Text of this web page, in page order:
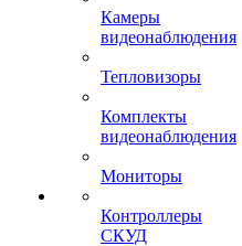
Камеры
видеонаблюдения
Тепловизоры
Комплекты
видеонаблюдения
Мониторы
Контроллеры
СКУД